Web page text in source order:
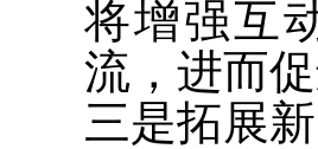
将增强互
流，进而
三是拓展新